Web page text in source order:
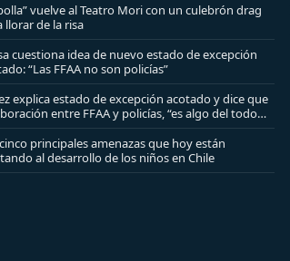
vuelve al Teatro Mori con un culebrón drag
llorar de la risa
cuestiona idea de nuevo estado de excepción
“Las FFAA no son policías”
explica estado de excepción acotado y dice que
entre FFAA y policías, “es algo del todo
analizar”
principales amenazas que hoy están
al desarrollo de los niños en Chile